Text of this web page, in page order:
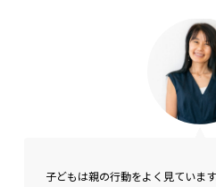
子どもは親の行動をよく見ていま